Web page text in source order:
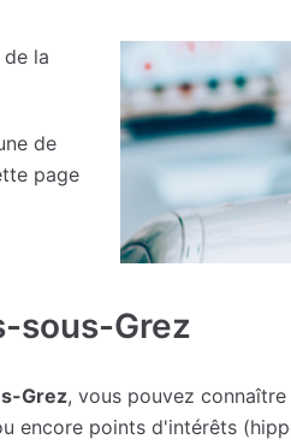
la
de
page
sous-Grez
Grez, vous pouvez
encore points d'intérêts